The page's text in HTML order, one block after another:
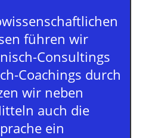
führen wir
Consultings
Coachings durch
wir neben
auch die
ein